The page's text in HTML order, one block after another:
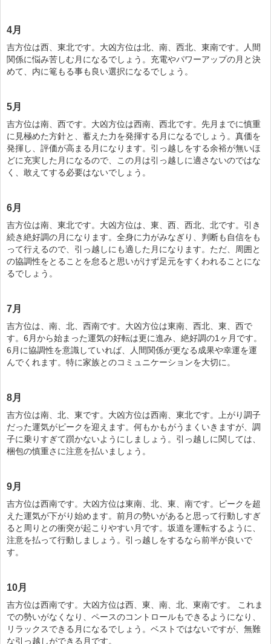
4月
吉方位は西、東北です。大凶方位は北、南、西北、東南です。人間
関係に悩み苦しむ月になるでしょう。充電やパワーアップの月と決
めて、内に篭もる事も良い選択になるでしょう。
5月
吉方位は南、西です。大凶方位は西南、西北です。先月までに慎重
に見極めた方針と、蓄えた力を発揮する月になるでしょう。真価を
発揮し、評価が高まる月になります。引っ越しをする余裕が無いほ
どに充実した月になるので、この月は引っ越しに適さないのではな
く、敢えてする必要はないでしょう。
6月
吉方位は南、東北です。大凶方位は、東、西、西北、北です。引き
続き絶好調の月になります。全身に力がみなぎり、判断も自信をも
って行えるので、引っ越しにも適した月になります。ただ、周囲と
の協調性をとることを怠ると思いがけず足元をすくわれることにな
るでしょう。
7月
吉方位は、南、北、西南です。大凶方位は東南、西北、東、西で
す。6月から始まった運気の好転は更に進み、絶好調の1ヶ月です。
6月に協調性を意識していれば、人間関係が更なる成果や幸運を運
んでくれます。特に家族とのコミュニケーションを大切に。
8月
吉方位は南、北、東です。大凶方位は西南、東北です。上がり調子
だった運気がピークを迎えます。何もかもがうまくいきますが、調
子に乗りすぎて躓かないようにしましょう。引っ越しに関しては、
梱包の慎重さに注意を払いましょう。
9月
吉方位は西南です。大凶方位は東南、北、東、南です。ピークを超
えた運気が下がり始めます。前月の勢いがあると思って行動しすぎ
ると周りとの衝突が起こりやすい月です。坂道を運転するように、
注意を払って行動しましょう。引っ越しをするなら前半が良いで
す。
10月
吉方位は西南です。大凶方位は西、東、南、北、東南です。 これま
での勢いがなくなり、ペースのコントロールもできるようになり、
リラックスできる月になるでしょう。ベストではないですが、無難
な引っ越しができる月です。